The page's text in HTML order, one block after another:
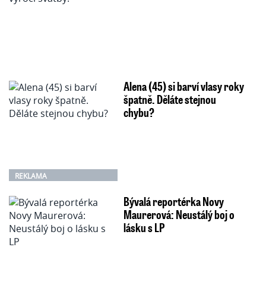
REKLAMA
Alena (45) si barví vlasy roky
špatně. Děláte stejnou
chybu?
Bývalá reportérka Novy
Maurerová: Neustálý boj o
lásku s LP